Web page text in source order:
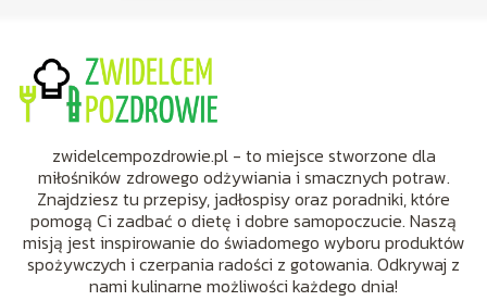
zwidelcempozdrowie.pl - to miejsce stworzone dla
miłośników zdrowego odżywiania i smacznych potraw.
Znajdziesz tu przepisy, jadłospisy oraz poradniki, które
pomogą Ci zadbać o dietę i dobre samopoczucie. Naszą
misją jest inspirowanie do świadomego wyboru produktów
spożywczych i czerpania radości z gotowania. Odkrywaj z
nami kulinarne możliwości każdego dnia!